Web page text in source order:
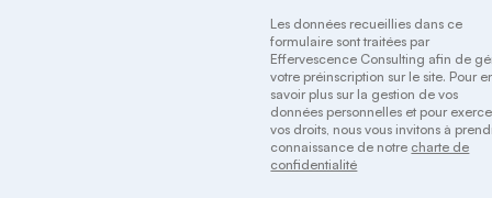
Les données recueillies dans ce
formulaire sont traitées par
Effervescence Consulting afin de
votre préinscription sur le site. Pour
savoir plus sur la gestion de vos
données personnelles et pour
vos droits, nous vous invitons à
connaissance de notre charte de
confidentialité